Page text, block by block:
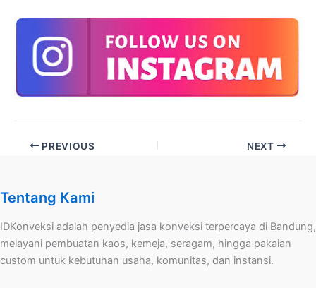
PREVIOUS NEXT
Tentang Kami
IDKonveksi adalah penyedia jasa konveksi terpercaya di Bandung,
melayani pembuatan kaos, kemeja, seragam, hingga pakaian
custom untuk kebutuhan usaha, komunitas, dan instansi.